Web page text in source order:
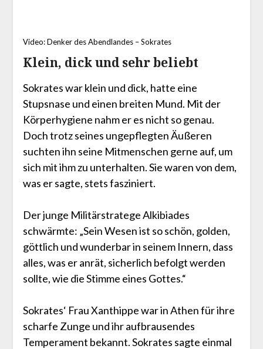
Video: Denker des Abendlandes – Sokrates
Klein, dick und sehr beliebt
Sokrates war klein und dick, hatte eine
Stupsnase und einen breiten Mund. Mit der
Körperhygiene nahm er es nicht so genau.
Doch trotz seines ungepflegten Äußeren
suchten ihn seine Mitmenschen gerne auf, um
sich mit ihm zu unterhalten. Sie waren von dem,
was er sagte, stets fasziniert.
Der junge Militärstratege Alkibiades
schwärmte: „Sein Wesen ist so schön, golden,
göttlich und wunderbar in seinem Innern, dass
alles, was er anrät, sicherlich befolgt werden
sollte, wie die Stimme eines Gottes.“
Sokrates‘ Frau Xanthippe war in Athen für ihre
scharfe Zunge und ihr aufbrausendes
Temperament bekannt. Sokrates sagte einmal